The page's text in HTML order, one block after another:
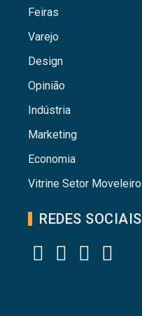
Feiras
Varejo
Design
Opinião
Indústria
Marketing
Economia
Vitrine Setor Moveleiro
REDES SOCIAIS